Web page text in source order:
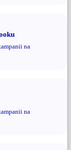
na
na